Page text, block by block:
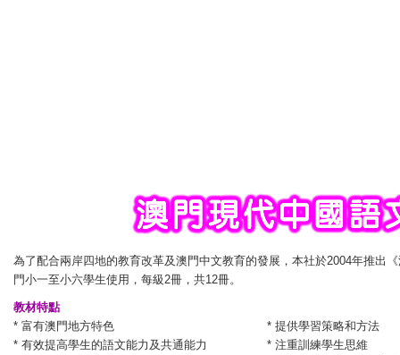
為了配合兩岸四地的教育改革及澳門中文教育的發展，本社於2004年推出
門小一至小六學生使用，每級2冊，共12冊。
教材特點
* 富有澳門地方特色
* 提供學習策略和方法
* 有效提高學生的語文能力及共通能力
* 注重訓練學生思維